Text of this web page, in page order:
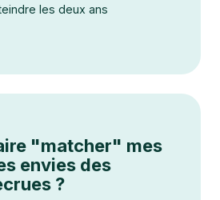
les deux ans
"matcher" mes
envies des
?